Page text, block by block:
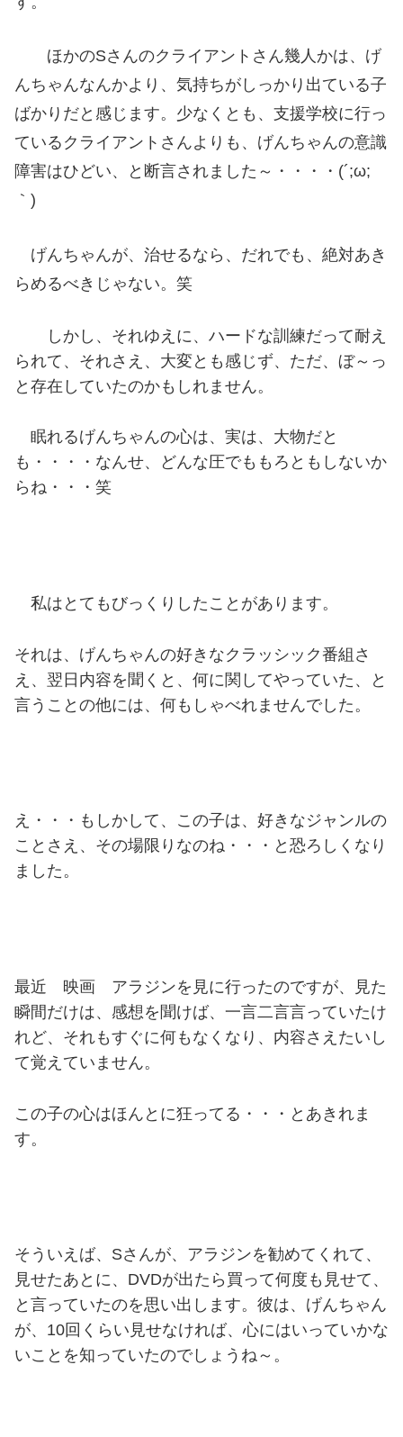
ほかのSさんのクライアントさん幾人かは、げ
んちゃんなんかより、気持ちがしっかり出ている子
ばかりだと感じます。少なくとも、支援学校に行っ
ているクライアントさんよりも、げんちゃんの意識
障害はひどい、と断言されました～・・・・(´;ω;
｀)
げんちゃんが、治せるなら、だれでも、絶対あき
らめるべきじゃない。笑
しかし、それゆえに、ハードな訓練だって耐え
られて、それさえ、大変とも感じず、ただ、ぼ～っ
と存在していたのかもしれません。
眠れるげんちゃんの心は、実は、大物だと
も・・・・なんせ、どんな圧でももろともしないか
らね・・・笑
私はとてもびっくりしたことがあります。
それは、げんちゃんの好きなクラッシック番組さ
え、翌日内容を聞くと、何に関してやっていた、と
言うことの他には、何もしゃべれませんでした。
え・・・もしかして、この子は、好きなジャンルの
ことさえ、その場限りなのね・・・と恐ろしくなり
ました。
最近 映画 アラジンを見に行ったのですが、見た
瞬間だけは、感想を聞けば、一言二言言っていたけ
れど、それもすぐに何もなくなり、内容さえたいし
て覚えていません。
この子の心はほんとに狂ってる・・・とあきれま
す。
そういえば、Sさんが、アラジンを勧めてくれて、
見せたあとに、DVDが出たら買って何度も見せて、
と言っていたのを思い出します。彼は、げんちゃん
が、10回くらい見せなければ、心にはいっていかな
いことを知っていたのでしょうね～。